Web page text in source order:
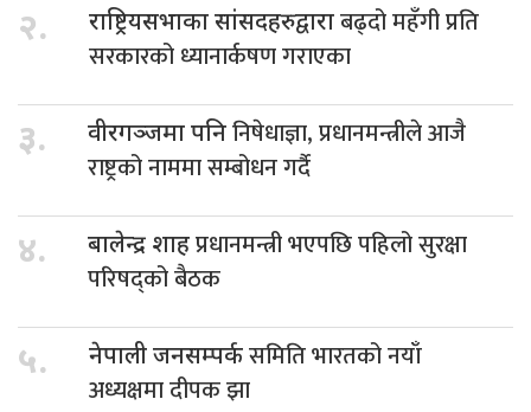
२. राष्ट्रियसभाका सांसदहरुद्वाराबढ्दो महँगी प्रति
सरकारको ध्यानार्कषण गराएका
३. वीरगञ्जमा पनिनिषेधाज्ञा, प्रधानमन्त्रीले आजै
राष्ट्रको नाममा सम्बोधन गर्दै
४. बालेन्द्र शाहप्रधानमन्त्री भएपछि पहिलो सुरक्षा
परिषद्को बैठक
५. नेपाली जनसम्पर्कसमिति भारतको नयाँ
अध्यक्षमा दीपक झा